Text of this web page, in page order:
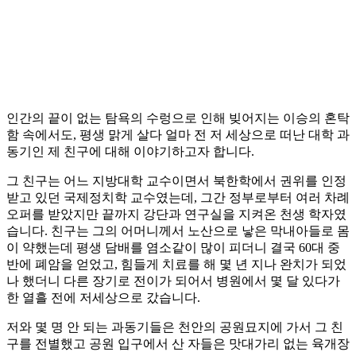
인간의 끝이 없는 탐욕의 수렁으로 인해 빚어지는 이승의 혼탁
함 속에서도, 평생 맑게 살다 얼마 전 저 세상으로 떠난 대학 과
동기인 제 친구에 대해 이야기하고자 합니다.
그 친구는 어느 지방대학 교수이면서 북한학에서 권위를 인정
받고 있던 국제정치학 교수였는데, 그간 정부로부터 여러 차례
오퍼를 받았지만 끝까지 강단과 연구실을 지켜온 천생 학자였
습니다. 친구는 그의 어머니께서 노산으로 낳은 막내아들로 몸
이 약했는데 평생 담배를 염소같이 많이 피더니 결국 60대 중
반에 폐암을 얻었고, 힘들게 치료를 해 몇 년 지나 완치가 되었
나 했더니 다른 장기로 전이가 되어서 병원에서 몇 달 있다가
한 열흘 전에 저세상으로 갔습니다.
저와 몇 명 안 되는 과동기들은 천안의 공원묘지에 가서 그 친
구를 전별했고 공원 입구에서 산 자들은 맛대가리 없는 육개장